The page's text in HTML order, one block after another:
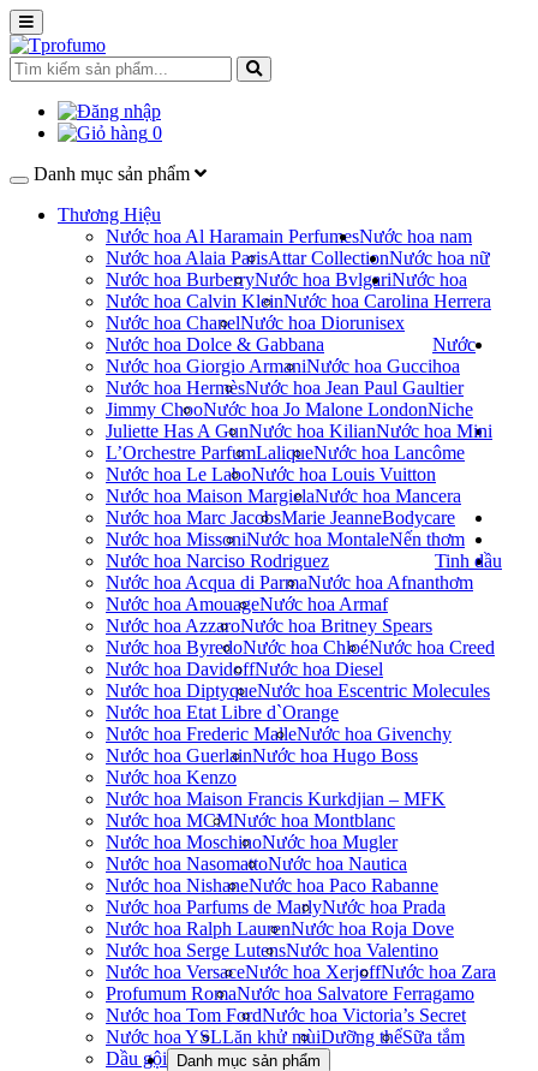
0
Danh mục sản phẩm
Thương Hiệu
Nước hoa Al Haramain Perfumes
Nước hoa Alaia ParisAttar Collection
Nước hoa BurberryNước hoa Bvlgari
Nước hoa Calvin KleinNước hoa Carolina Herrera
Nước hoa ChanelNước hoa Dior
Nước hoa Dolce & Gabbana
Nước hoa Giorgio ArmaniNước hoa Gucci
Nước hoa HermèsNước hoa Jean Paul Gaultier
Jimmy ChooNước hoa Jo Malone London
Juliette Has A GunNước hoa Kilian
L’Orchestre ParfumLaliqueNước hoa Lancôme
Nước hoa Le LaboNước hoa Louis Vuitton
Nước hoa Maison MargielaNước hoa Mancera
Nước hoa Marc JacobsMarie Jeanne
Nước hoa MissoniNước hoa Montale
Nước hoa Narciso Rodriguez
Nước hoa Acqua di ParmaNước hoa Afnan
Nước hoa AmouageNước hoa Armaf
Nước hoa AzzaroNước hoa Britney Spears
Nước hoa ByredoNước hoa ChloéNước hoa Creed
Nước hoa DavidoffNước hoa Diesel
Nước hoa DiptyqueNước hoa Escentric Molecules
Nước hoa Etat Libre d`Orange
Nước hoa Frederic MalleNước hoa Givenchy
Nước hoa GuerlainNước hoa Hugo Boss
Nước hoa Kenzo
Nước hoa Maison Francis Kurkdjian – MFK
Nước hoa MCMNước hoa Montblanc
Nước hoa MoschinoNước hoa Mugler
Nước hoa NasomattoNước hoa Nautica
Nước hoa NishaneNước hoa Paco Rabanne
Nước hoa Parfums de MarlyNước hoa Prada
Nước hoa Ralph LaurenNước hoa Roja Dove
Nước hoa Serge LutensNước hoa Valentino
Nước hoa VersaceNước hoa XerjoffNước hoa Zara
Profumum RomaNước hoa Salvatore Ferragamo
Nước hoa Tom FordNước hoa Victoria’s Secret
Nước hoa YSL
Nước hoa nam
Nước hoa nữ
Nước hoa
unisex
Nước
hoa
Niche
Nước hoa Mini
Bodycare
Lăn khử mùiDưỡng thểSữa tắm
Dầu gội
Nến thơm
Tinh dầu
thơm
Danh mục sản phẩm